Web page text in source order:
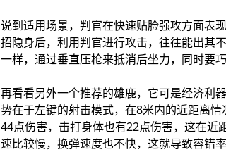
说到适用场景，判官在快速贴脸强攻方面表
招隐身后，利用判官进行攻击，往往能出其
一样，通过垂直压枪来抵消后坐力，同时要
再看看另外一个推荐的雄鹿，它可是经济利
势在于左键的射击模式，在8米内的近距离
44点伤害，击打身体也有22点伤害，这在近
速比较慢，换弹速度也不快，这就导致容错率